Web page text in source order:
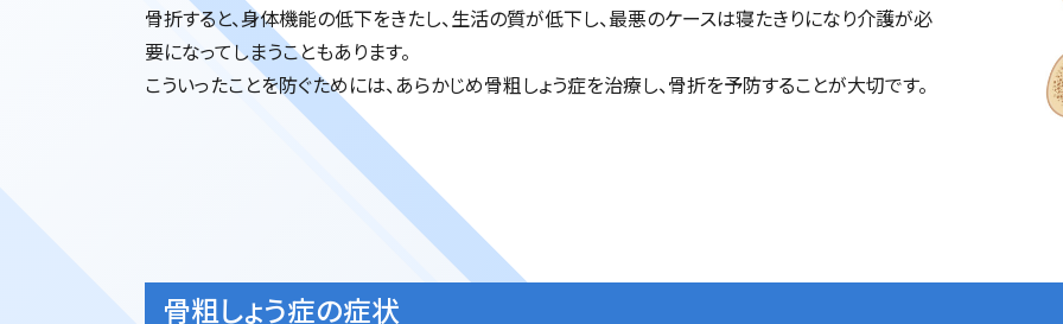
骨折すると、身体機能の低下をきたし、生活の質が低下し、最悪のケースは寝たきりになり介護が必
要になってしまうこともあります。
こういったことを防ぐためには、あらかじめ骨粗しょう症を治療し、骨折を予防することが大切です。
骨粗しょう症の症状